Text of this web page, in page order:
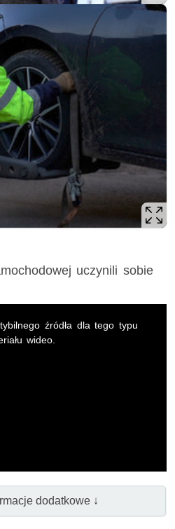
uczynili sobie
źródła dla tego typu
wideo.
dodatkowe ↓